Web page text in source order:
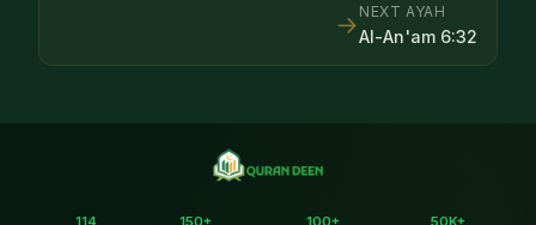
NEXT AYAH
Al-An'am 6:32
→